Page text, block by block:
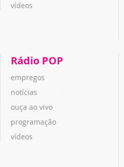
vídeos
Rádio POP
empregos
notícias
ouça ao vivo
programação
vídeos